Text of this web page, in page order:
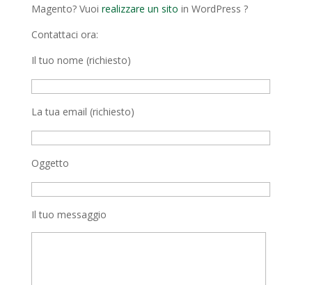
Magento? Vuoi realizzare un sito in WordPress ?
Contattaci ora:
Il tuo nome (richiesto)
La tua email (richiesto)
Oggetto
Il tuo messaggio